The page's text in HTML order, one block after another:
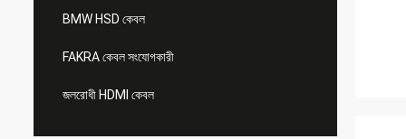
BMW HSD কেবল
FAKRA কেবল সংযোগকারী
জলরোধী HDMI কেবল